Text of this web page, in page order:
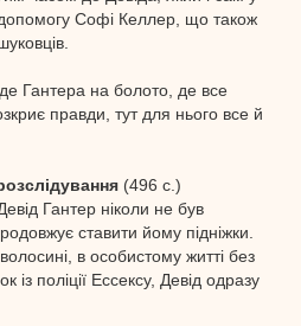
Софі Келлер, що також
Гантера на болото, де все
правди, тут для нього все й
(496 с.)
Гантер ніколи не був
ставити йому підніжки.
в особистому житті без
із поліції Ессексу, Девід одразу